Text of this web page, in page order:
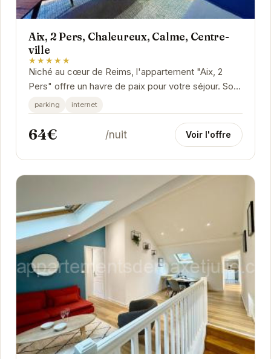
Aix, 2 Pers, Chaleureux, Calme, Centre-
ville
★★★★★
Niché au cœur de Reims, l'appartement "Aix, 2
Pers" offre un havre de paix pour votre séjour. Son
emplacement central vous permet d'accéder...
parking internet
64€ /nuit Voir l'offre